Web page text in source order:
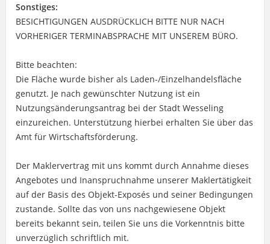
Sonstiges:
BESICHTIGUNGEN AUSDRÜCKLICH BITTE NUR NACH
VORHERIGER TERMINABSPRACHE MIT UNSEREM BÜRO.
Bitte beachten:
Die Fläche wurde bisher als Laden-/Einzelhandelsfläche
genutzt. Je nach gewünschter Nutzung ist ein
Nutzungsänderungsantrag bei der Stadt Wesseling
einzureichen. Unterstützung hierbei erhalten Sie über das
Amt für Wirtschaftsförderung.
Der Maklervertrag mit uns kommt durch Annahme dieses
Angebotes und Inanspruchnahme unserer Maklertätigkeit
auf der Basis des Objekt-Exposés und seiner Bedingungen
zustande. Sollte das von uns nachgewiesene Objekt
bereits bekannt sein, teilen Sie uns die Vorkenntnis bitte
unverzüglich schriftlich mit.